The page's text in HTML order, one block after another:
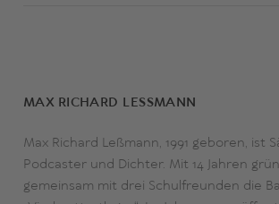
MAX RICHARD LESSMANN
Max Richard Leßmann, 1991 geboren, ist
Podcaster und Dichter. Mit 14 Jahren
gemeinsam mit drei Schulfreunden die